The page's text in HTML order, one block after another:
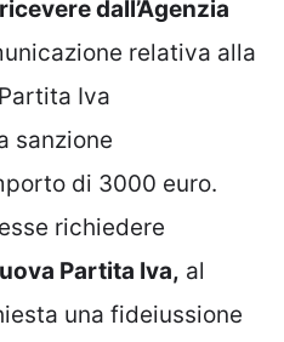
ricevere dall’Agenzia
relativa alla
Iva
sanzione
di 3000 euro.
richiedere
Partita Iva, al
una fideiussione